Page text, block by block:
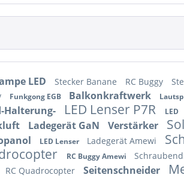
LED Stecker Banane RC Buggy
Funkgong EGB Balkonkraftwerk
Halterung- LED Lenser P7R LED
Ladegerät GaN Verstärker
LED Lenser Ladegerät Amewi
RC Buggy Amewi
RC Quadrocopter Seitenschneider